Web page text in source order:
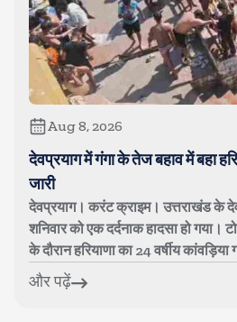
Aug 8, 2026
देवप्रयाग में गंगा के तेज बहाव में बहा
जारी
देवप्रयाग। करंट क्राइम। उत्तराखंड के
शनिवार को एक दर्दनाक हादसा हो गया।
के दौरान हरियाणा का 24 वर्षीय
युव...
और पढ़ें